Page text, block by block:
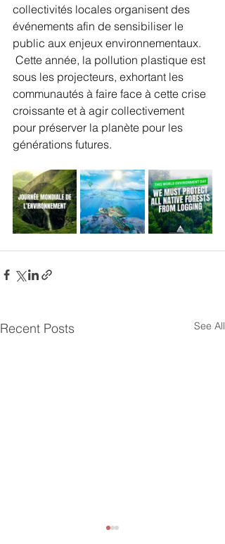
collectivités locales organisent des
événements afin de sensibiliser le
public aux enjeux environnementaux.
Cette année, la pollution plastique est
sous les projecteurs, exhortant les
communautés à faire face à cette crise
croissante et à agir collectivement
pour préserver la planète pour les
générations futures.
Recent Posts See All